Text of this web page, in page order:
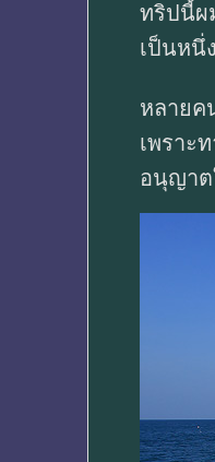
ทริปนี้ผ
เป็นหนึ่
หลายค
เพราะ
อนุญาต